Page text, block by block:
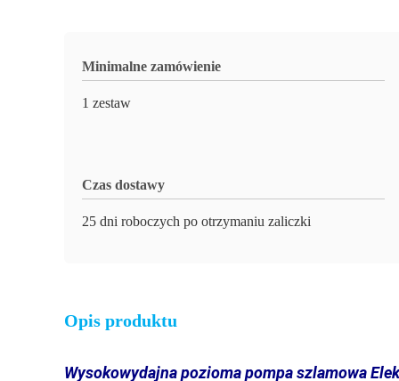
Minimalne zamówienie
1 zestaw
Czas dostawy
25 dni roboczych po otrzymaniu zaliczki
Opis produktu
Wysokowydajna pozioma pompa szlamowa